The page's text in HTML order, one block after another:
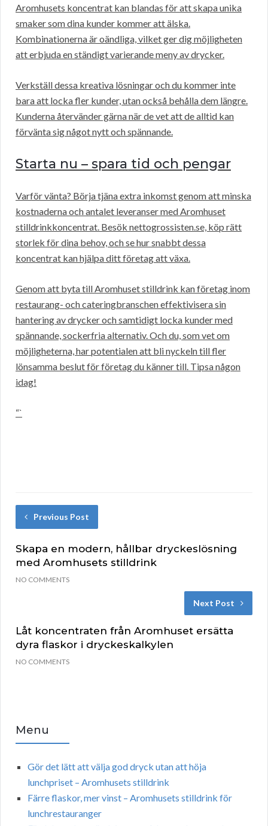
Aromhusets koncentrat kan blandas för att skapa unika
smaker som dina kunder kommer att älska.
Kombinationerna är oändliga, vilket ger dig möjligheten
att erbjuda en ständigt varierande meny av drycker.
Verkställ dessa kreativa lösningar och du kommer inte
bara att locka fler kunder, utan också behålla dem längre.
Kunderna återvänder gärna när de vet att de alltid kan
förvänta sig något nytt och spännande.
Starta nu – spara tid och pengar
Varför vänta? Börja tjäna extra inkomst genom att minska
kostnaderna och antalet leveranser med Aromhuset
stilldrinkkoncentrat. Besök nettogrossisten.se, köp rätt
storlek för dina behov, och se hur snabbt dessa
koncentrat kan hjälpa ditt företag att växa.
Genom att byta till Aromhuset stilldrink kan företag inom
restaurang- och cateringbranschen effektivisera sin
hantering av drycker och samtidigt locka kunder med
spännande, sockerfria alternativ. Och du, som vet om
möjligheterna, har potentialen att bli nyckeln till fler
lönsamma beslut för företag du känner till. Tipsa någon
idag!
“`
Previous Post
Skapa en modern, hållbar dryckeslösning
med Aromhusets stilldrink
NO COMMENTS
Next Post
Låt koncentraten från Aromhuset ersätta
dyra flaskor i dryckeskalkylen
NO COMMENTS
Menu
Gör det lätt att välja god dryck utan att höja
lunchpriset – Aromhusets stilldrink
Färre flaskor, mer vinst – Aromhusets stilldrink för
lunchrestauranger